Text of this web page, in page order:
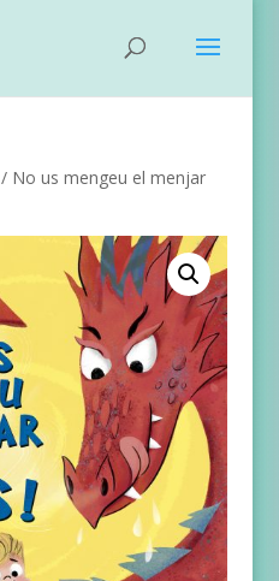
/ No us mengeu el menjar